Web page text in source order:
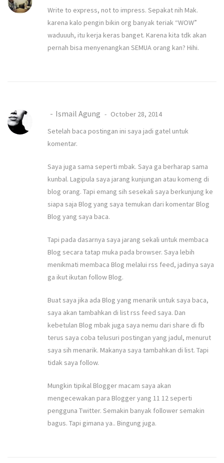
Write to express, not to impress. Sepakat nih Mak.
karena kalo pengin bikin org banyak teriak “WOW”
waduuuh, itu kerja keras banget. Karena kita tdk akan
pernah bisa menyenangkan SEMUA orang kan? Hihi.
Ismail Agung
October 28, 2014
Setelah baca postingan ini saya jadi gatel untuk
komentar.
Saya juga sama seperti mbak. Saya ga berharap sama
kunbal. Lagipula saya jarang kunjungan atau komeng di
blog orang. Tapi emang sih sesekali saya berkunjung ke
siapa saja Blog yang saya temukan dari komentar Blog
Blog yang saya baca.
Tapi pada dasarnya saya jarang sekali untuk membaca
Blog secara tatap muka pada browser. Saya lebih
menikmati membaca Blog melalui rss feed, jadinya saya
ga ikut ikutan follow Blog.
Buat saya jika ada Blog yang menarik untuk saya baca,
saya akan tambahkan di list rss feed saya. Dan
kebetulan Blog mbak juga saya nemu dari share di fb
terus saya coba telusuri postingan yang jadul, menurut
saya sih menarik. Makanya saya tambahkan di list. Tapi
tidak saya follow.
Mungkin tipikal Blogger macam saya akan
mengecewakan para Blogger yang 11 12 seperti
pengguna Twitter. Semakin banyak follower semakin
bagus. Tapi gimana ya.. Bingung juga.